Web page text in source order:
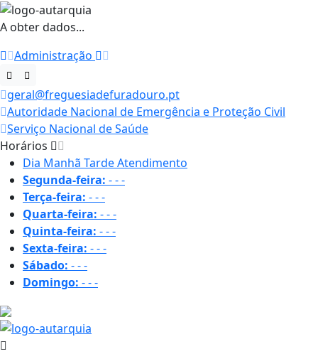
A obter dados...
Administração
geral@freguesiadefuradouro.pt
Autoridade Nacional de Emergência e Proteção Civil
Serviço Nacional de Saúde
Horários
Dia Manhã TardeAtendimento
Segunda-feira: ---
Terça-feira: ---
Quarta-feira: ---
Quinta-feira: ---
Sexta-feira: ---
Sábado: ---
Domingo: ---